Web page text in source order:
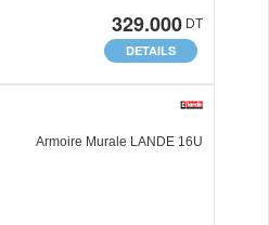
329.000 DT
DETAILS
Armoire Murale LANDE 16U